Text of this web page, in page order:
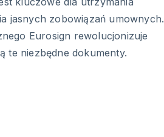
jasnych zobowiązań umownych.
Eurosign rewolucjonizuje
te niezbędne dokumenty.